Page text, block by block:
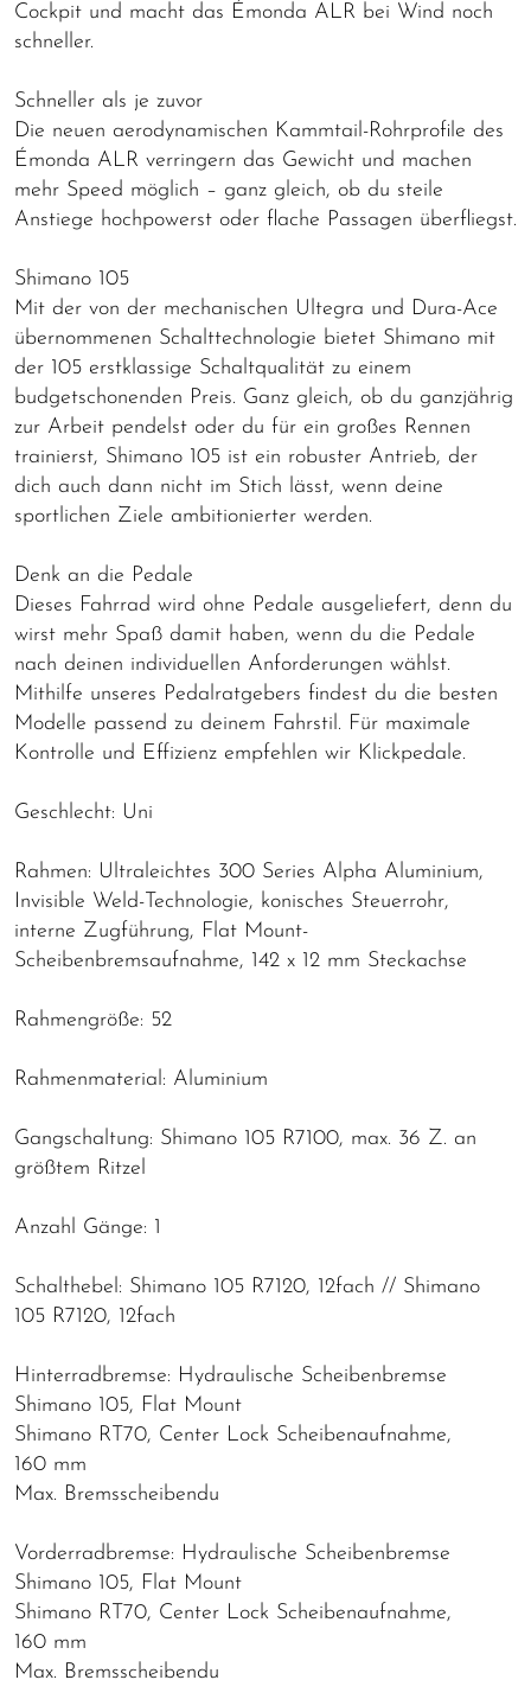
Cockpit und macht das Émonda ALR bei Wind noch
schneller.
Schneller als je zuvor
Die neuen aerodynamischen Kammtail-Rohrprofile des
Émonda ALR verringern das Gewicht und machen
mehr Speed möglich – ganz gleich, ob du steile
Anstiege hochpowerst oder flache Passagen überfliegst.
Shimano 105
Mit der von der mechanischen Ultegra und Dura-Ace
übernommenen Schalttechnologie bietet Shimano mit
der 105 erstklassige Schaltqualität zu einem
budgetschonenden Preis. Ganz gleich, ob du ganzjährig
zur Arbeit pendelst oder du für ein großes Rennen
trainierst, Shimano 105 ist ein robuster Antrieb, der
dich auch dann nicht im Stich lässt, wenn deine
sportlichen Ziele ambitionierter werden.
Denk an die Pedale
Dieses Fahrrad wird ohne Pedale ausgeliefert, denn du
wirst mehr Spaß damit haben, wenn du die Pedale
nach deinen individuellen Anforderungen wählst.
Mithilfe unseres Pedalratgebers findest du die besten
Modelle passend zu deinem Fahrstil. Für maximale
Kontrolle und Effizienz empfehlen wir Klickpedale.
Geschlecht: Uni
Rahmen: Ultraleichtes 300 Series Alpha Aluminium,
Invisible Weld-Technologie, konisches Steuerrohr,
interne Zugführung, Flat Mount-
Scheibenbremsaufnahme, 142 x 12 mm Steckachse
Rahmengröße: 52
Rahmenmaterial: Aluminium
Gangschaltung: Shimano 105 R7100, max. 36 Z. an
größtem Ritzel
Anzahl Gänge: 1
Schalthebel: Shimano 105 R7120, 12fach // Shimano
105 R7120, 12fach
Hinterradbremse: Hydraulische Scheibenbremse
Shimano 105, Flat Mount
Shimano RT70, Center Lock Scheibenaufnahme,
160 mm
Max. Bremsscheibendu
Vorderradbremse: Hydraulische Scheibenbremse
Shimano 105, Flat Mount
Shimano RT70, Center Lock Scheibenaufnahme,
160 mm
Max. Bremsscheibendu